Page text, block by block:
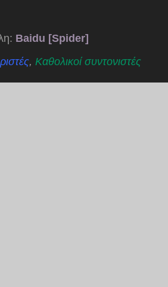
Baidu [Spider]
, Καθολικοί συντονιστές